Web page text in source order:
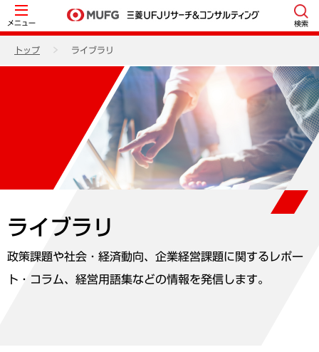
メニュー 検索
トップ ライブラリ
ライブラリ
政策課題や社会・経済動向、企業経営課題に関するレポー
ト・コラム、経営用語集などの情報を発信します。